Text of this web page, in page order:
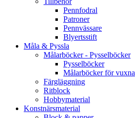
Pennfodral
Patroner
Pennvässare
Blyertsstift
Måla & Pyssla
Målarböcker - Pysselböcker
Pysselböcker
Målarböcker för vuxna
Färgläggning
Ritblock
Hobbymaterial
Konstnärsmaterial